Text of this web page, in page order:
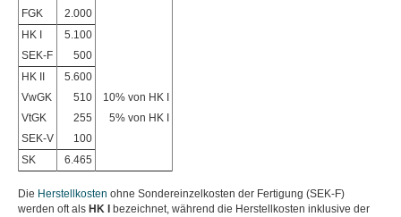
FGK
2.000
HK I
5.100
SEK-F
500
HK II
5.600
VwGK
510
10% von HK I
VtGK
255
5% von HK I
SEK-V
100
SK
6.465
Die Herstellkosten ohne Sondereinzelkosten der Fertigung (SEK-F)
werden oft als HK I
bezeichnet, während die Herstellkosten inklusive der